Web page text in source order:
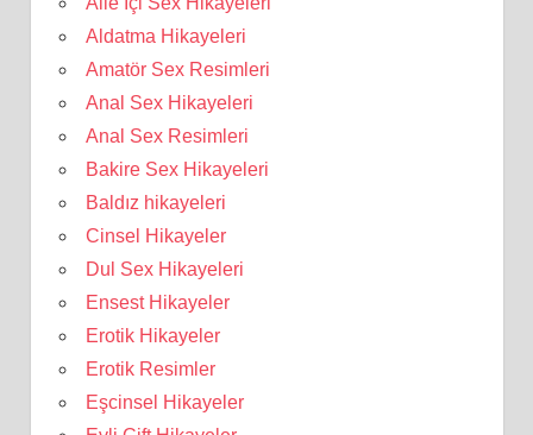
Aldatma Hikayeleri
Amatör Sex Resimleri
Anal Sex Hikayeleri
Anal Sex Resimleri
Bakire Sex Hikayeleri
Baldız hikayeleri
Cinsel Hikayeler
Dul Sex Hikayeleri
Ensest Hikayeler
Erotik Hikayeler
Erotik Resimler
Eşcinsel Hikayeler